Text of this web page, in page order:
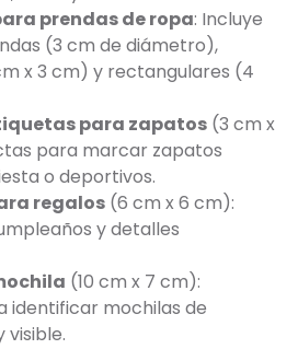
prendas de ropa: Incluye
(3 cm de diámetro),
x 3 cm) y rectangulares (4
para zapatos (3 cm x
para marcar zapatos
o deportivos.
regalos (6 cm x 6 cm):
y detalles
(10 cm x 7 cm):
identificar mochilas de
visible.